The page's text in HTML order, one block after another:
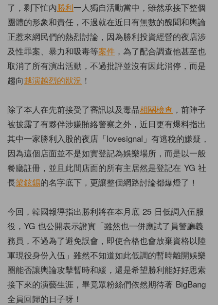
了，剩下忙內勝利一人獨自活動當中，雖然承接下整個
團體的形象和責任，不過就在近日有無數的醜聞和輿論
正惹來網民們的熱烈討論，因為勝利投資經營的夜店涉
及性罪案、暴力和吸毒等案件 ，為了配合調查他甚至也
取消了所有演出活動，不過批評並沒有因此消停，而是
趨向越演越烈的狀況 ！
除了本人在先前接受了審訊以及毒品相關檢查 ，前陣子
被披露了有夥伴涉嫌賄絡警察之外，近日更有爆料指出
其中一家勝利入股的夜店「lovesignal」有逃稅的嫌疑，
因為這個店面並不是如實登記為娛樂場所，而是以一般
餐廳註冊，並且此間店面的所有主居然是登記在 YG 社
長梁鉉錫的名字底下，更讓整個網路討論都爆燈了！
今回，韓國報導指出勝利將在本月底 25 日低調入伍服
役，YG 也公開表示證實「雖然也一併應試了員警廳義
務員，不過為了避免誤會，即使合格也會放棄資格以陸
軍現役身份入伍」雖然不知道如此低調的暫時離開娛樂
圈能否讓輿論攻擊暫時和緩，還是希望勝利能好好思索
接下來的演藝生涯，畢竟眾粉絲們依然期待著 BigBang
全員回歸的日子呀！